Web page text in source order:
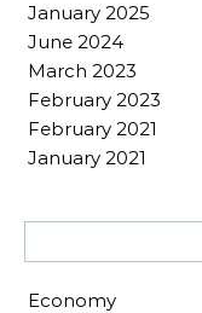
January 2025
June 2024
March 2023
February 2023
February 2021
January 2021
Economy